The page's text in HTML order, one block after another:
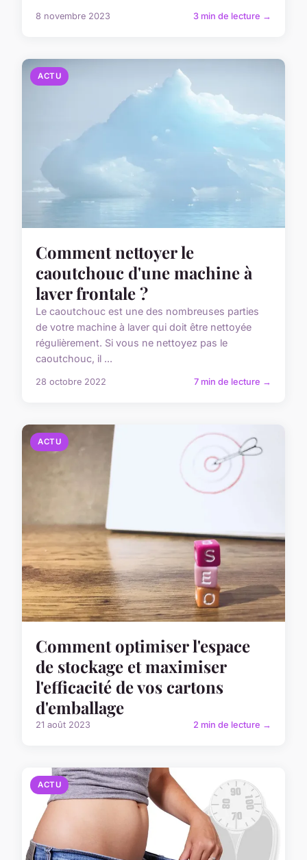
8 novembre 2023 3 min de lecture →
ACTU
Comment nettoyer le
caoutchouc d'une machine à
laver frontale ?
Le caoutchouc est une des nombreuses parties
de votre machine à laver qui doit être nettoyée
régulièrement. Si vous ne nettoyez pas le
caoutchouc, il ...
28 octobre 2022 7 min de lecture →
ACTU
Comment optimiser l'espace
de stockage et maximiser
l'efficacité de vos cartons
d'emballage
21 août 2023 2 min de lecture →
ACTU